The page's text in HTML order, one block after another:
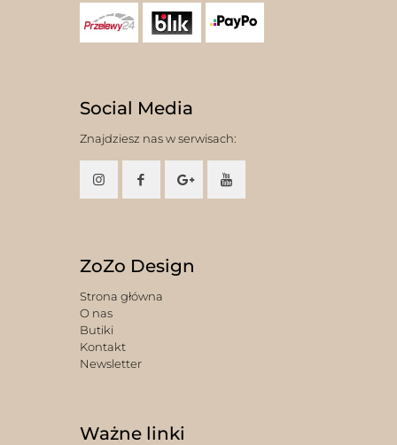
Social Media
Znajdziesz nas w serwisach:
ZoZo Design
Strona główna
O nas
Butiki
Kontakt
Newsletter
Ważne linki